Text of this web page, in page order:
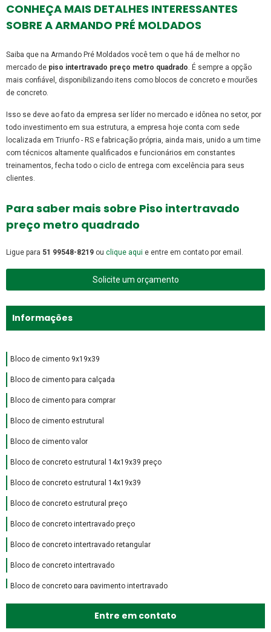
CONHEÇA MAIS DETALHES INTERESSANTES
SOBRE A ARMANDO PRÉ MOLDADOS
Saiba que na Armando Pré Moldados você tem o que há de melhor no
mercado de piso intertravado preço metro quadrado. É sempre a opção
mais confiável, disponibilizando itens como blocos de concreto e mourões
de concreto.
Isso se deve ao fato da empresa ser líder no mercado e idônea no setor, por
todo investimento em sua estrutura, a empresa hoje conta com sede
localizada em Triunfo - RS e fabricação própria, ainda mais, unido a um time
com técnicos altamente qualificados e funcionários em constantes
treinamentos, fecha todo o ciclo de entrega com excelência para seus
clientes.
Para saber mais sobre Piso intertravado
preço metro quadrado
Ligue para 51 99548-8219 ou clique aqui e entre em contato por email.
Solicite um orçamento
Informações
Bloco de cimento 9x19x39
Bloco de cimento para calçada
Bloco de cimento para comprar
Bloco de cimento estrutural
Bloco de cimento valor
Bloco de concreto estrutural 14x19x39 preço
Bloco de concreto estrutural 14x19x39
Bloco de concreto estrutural preço
Bloco de concreto intertravado preço
Bloco de concreto intertravado retangular
Bloco de concreto intertravado
Bloco de concreto para pavimento intertravado
Bloco de encaixe de concreto
Bloco intertravado de concreto preço
Entre em contato